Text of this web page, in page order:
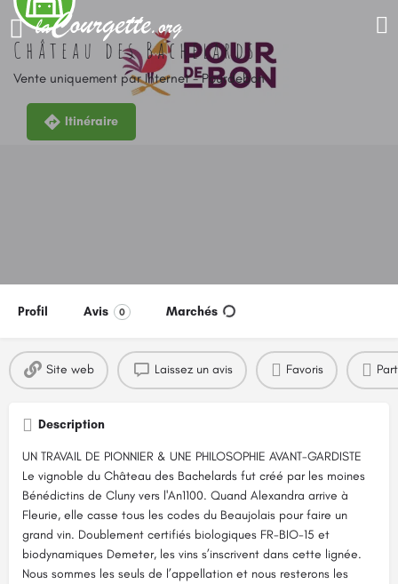
Château des Bachelards
Vente uniquement par Internet - Pourdebon
Itinéraire
Profil Avis 0 Marchés
Site web Laissez un avis Favoris
Description
UN TRAVAIL DE PIONNIER & UNE PHILOSOPHIE AVANT-GARDISTE
Le vignoble du Château des Bachelards fut créé par les moines
Bénédictins de Cluny vers l'An1100. Quand Alexandra arrive à
Fleurie, elle casse tous les codes du Beaujolais pour faire un
grand vin. Doublement certifiés biologiques FR-BIO-15 et
biodynamiques Demeter, les vins s’inscrivent dans cette lignée.
Nous sommes les seuls de l’appellation et nous resterons les